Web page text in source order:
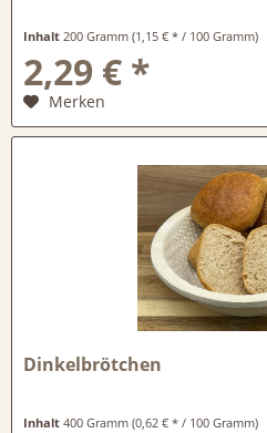
Inhalt 200 Gramm(1,15 € * / 100 Gramm)
2,29 € *
Merken
Dinkelbrötchen
Inhalt400 Gramm(0,62 € * / 100 Gramm)